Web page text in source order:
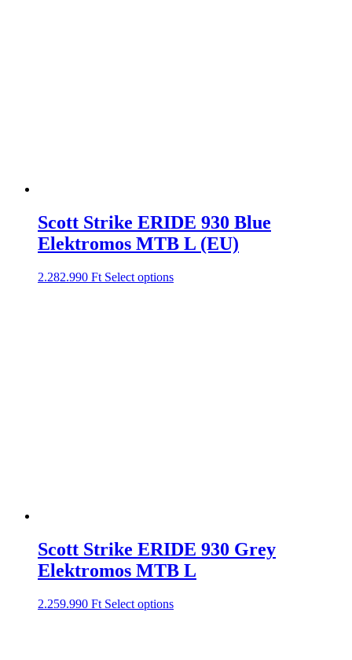
Scott Strike ERIDE 930 Blue
Elektromos MTB L (EU)
2.282.990 Ft Select options
Scott Strike ERIDE 930 Grey
Elektromos MTB L
2.259.990 Ft Select options